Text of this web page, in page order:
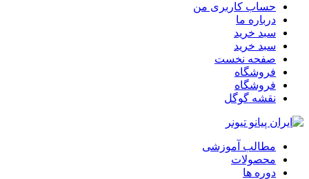
حساب کاربری من
درباره ما
سبد خرید
سبد خرید
صفحه نخست
فروشگاه
فروشگاه
نقشه گوگل
مطالب آموزشی
محصولات
دوره ها